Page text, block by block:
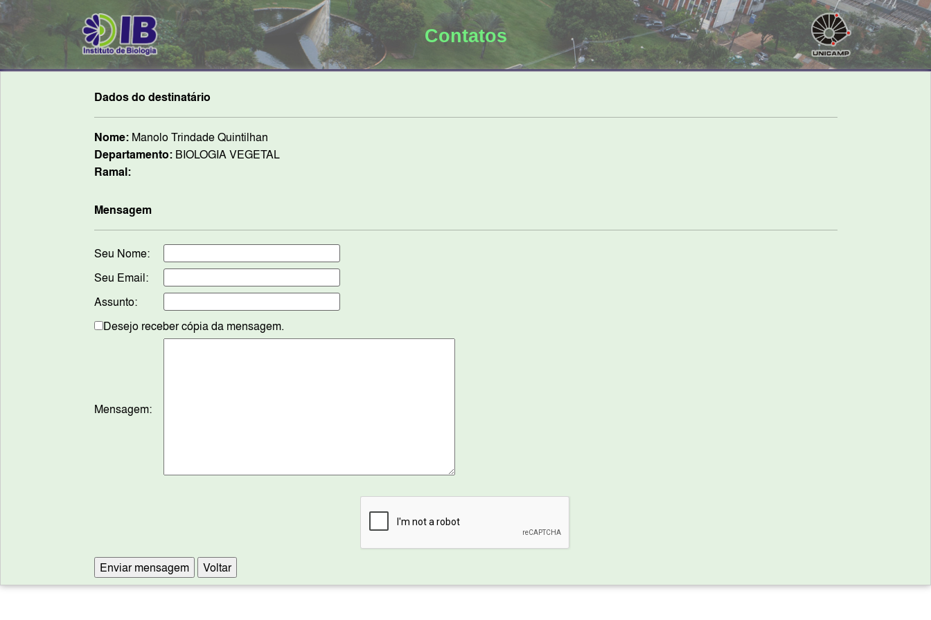
Contatos
Dados do destinatário
Nome:Manolo Trindade Quintilhan
Departamento:BIOLOGIA VEGETAL
Ramal:
Mensagem
Seu Nome:
Seu Email:
Assunto:
Desejo receber cópia da mensagem.
Mensagem: